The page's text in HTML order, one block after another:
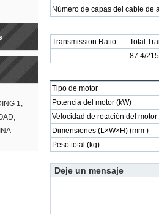
1,
Número de capas del cable de
Transmission Ratio
Total
87.4/
Tipo de motor
Potencia del motor (kW)
Velocidad de rotación del motor
Dimensiones (L×W×H) (mm )
Peso total (kg)
Deje un mensaje